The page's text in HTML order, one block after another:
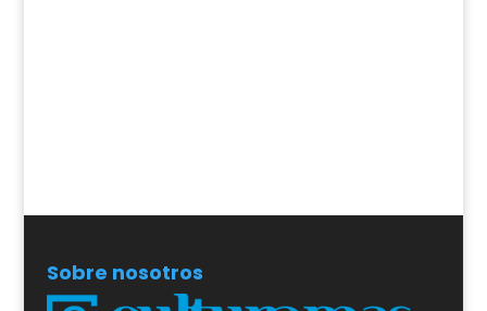
Sobre nosotros